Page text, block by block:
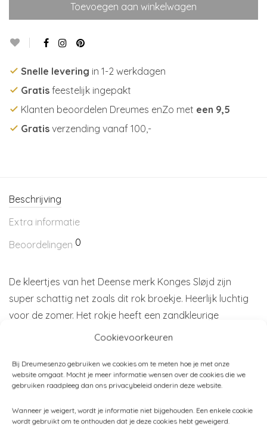
Cookievoorkeuren
Bij Dreumesenzo gebruiken we cookies om te meten hoe je met onze
website omgaat. Mocht je meer informatie wensen over de cookies die we
gebruiken raadpleeg dan ons privacybeleid onderin deze website.
Wanneer je weigert, wordt je informatie niet bijgehouden. Een enkele cookie
wordt gebruikt om te onthouden dat je deze cookies hebt geweigerd.
Toevoegen aan winkelwagen
Snelle levering in 1-2 werkdagen
Gratis feestelijk ingepakt
Klanten beoordelen Dreumes enZo met een 9,5
Gratis verzending vanaf 100,-
Beschrijving
Extra informatie
Beoordelingen 0
De kleertjes van het Deense merk Konges Sløjd zijn
super schattig net zoals dit rok broekje. Heerlijk luchtig
voor de zomer. Het rokje heeft een zandkleurige
ondergrond met een stipje in blauwgrijs.
Materiaal:100% Organisch katoen
Merk: Konges Sløjd